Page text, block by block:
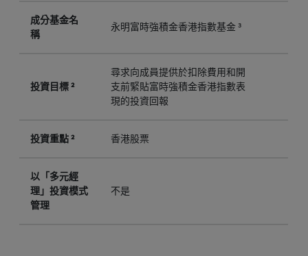
成分基金名
稱
永明富時強積金香港指數基金 ³
投資目標 ²
尋求向成員提供於扣除費用和開
支前緊貼富時強積金香港指數表
現的投資回報
投資重點 ² 香港股票
以「多元經
理」投資模式
管理
不是